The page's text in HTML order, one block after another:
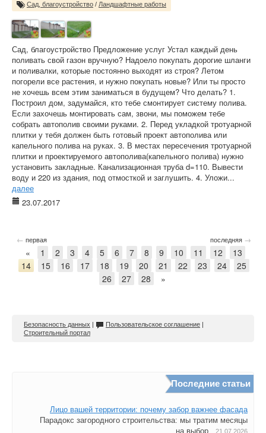
Сад, благоустройство / Ландшафтные работы
Сад, благоустройство Предложение услуг Устал каждый день
поливать свой газон вручную? Надоело покупать дорогие шланги
и поливалки, которые постоянно выходят из строя? Летом
погорели все растения, и нужно покупать новые? Или ты просто
не хочешь всем этим заниматься в будущем? Что делать? 1.
Построил дом, задумайся, кто тебе смонтирует систему полива.
Если захочешь монтировать сам, звони, мы поможем тебе
собрать автополив своими руками. 2. Перед укладкой тротуарной
плитки у тебя должен быть готовый проект автополива или
капельного полива на руках. 3. В местах пересечения тротуарной
плитки и проектируемого автополива(капельного полива) нужно
установить закладные. Канализационная труба d=110. Вывести
воду и 220 из здания, под отмосткой и заглушить. 4. Уложи...
далее
23.07.2017
← первая последняя →
« 1 2 3 4 5 6 7 8 9 10 11 12
13
14
15 16 17 18 19 20 21 22 23 24
25
26
27 28 »
Безопасность данных | Пользовательское соглашение |
Строительный портал
Последние статьи
Лицо вашей территории: почему забор важнее фасада
Парадокс загородного строительства: мы тратим месяцы
на выбор...
21.07.2026